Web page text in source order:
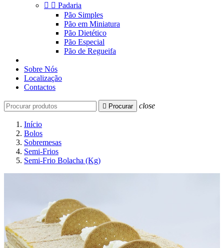
  Padaria
Pão Simples
Pão em Miniatura
Pão Dietético
Pão Especial
Pão de Regueifa
Sobre Nós
Localização
Contactos
 Procurar close
Início
Bolos
Sobremesas
Semi-Frios
Semi-Frio Bolacha (Kg)